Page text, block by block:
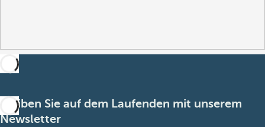
Bleiben Sie auf dem Laufenden mit unserem
Newsletter